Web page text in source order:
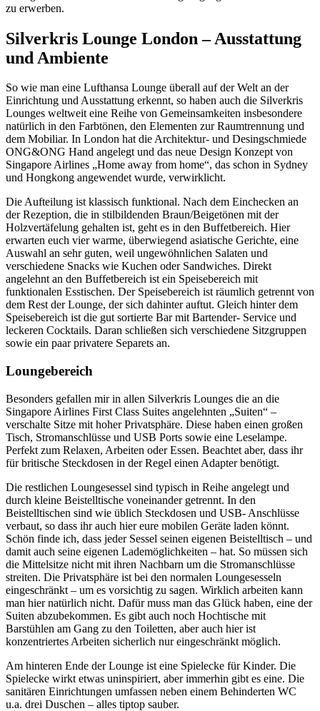
zu erwerben.
Silverkris Lounge London – Ausstattung
und Ambiente
So wie man eine Lufthansa Lounge überall auf der Welt an der
Einrichtung und Ausstattung erkennt, so haben auch die Silverkris
Lounges weltweit eine Reihe von Gemeinsamkeiten insbesondere
natürlich in den Farbtönen, den Elementen zur Raumtrennung und
dem Mobiliar. In London hat die Architektur- und Desingschmiede
ONG&ONG Hand angelegt und das neue Design Konzept von
Singapore Airlines „Home away from home“, das schon in Sydney
und Hongkong angewendet wurde, verwirklicht.
Die Aufteilung ist klassisch funktional. Nach dem Einchecken an
der Rezeption, die in stilbildenden Braun/Beigetönen mit der
Holzvertäfelung gehalten ist, geht es in den Buffetbereich. Hier
erwarten euch vier warme, überwiegend asiatische Gerichte, eine
Auswahl an sehr guten, weil ungewöhnlichen Salaten und
verschiedene Snacks wie Kuchen oder Sandwiches. Direkt
angelehnt an den Buffetbereich ist ein Speisebereich mit
funktionalen Esstischen. Der Speisebereich ist räumlich getrennt von
dem Rest der Lounge, der sich dahinter auftut. Gleich hinter dem
Speisebereich ist die gut sortierte Bar mit Bartender- Service und
leckeren Cocktails. Daran schließen sich verschiedene Sitzgruppen
sowie ein paar privatere Separets an.
Loungebereich
Besonders gefallen mir in allen Silverkris Lounges die an die
Singapore Airlines First Class Suites angelehnten „Suiten“ –
verschalte Sitze mit hoher Privatsphäre. Diese haben einen großen
Tisch, Stromanschlüsse und USB Ports sowie eine Leselampe.
Perfekt zum Relaxen, Arbeiten oder Essen. Beachtet aber, dass ihr
für britische Steckdosen in der Regel einen Adapter benötigt.
Die restlichen Loungesessel sind typisch in Reihe angelegt und
durch kleine Beistelltische voneinander getrennt. In den
Beistelltischen sind wie üblich Steckdosen und USB- Anschlüsse
verbaut, so dass ihr auch hier eure mobilen Geräte laden könnt.
Schön finde ich, dass jeder Sessel seinen eigenen Beistelltisch – und
damit auch seine eigenen Lademöglichkeiten – hat. So müssen sich
die Mittelsitze nicht mit ihren Nachbarn um die Stromanschlüsse
streiten. Die Privatsphäre ist bei den normalen Loungesesseln
eingeschränkt – um es vorsichtig zu sagen. Wirklich arbeiten kann
man hier natürlich nicht. Dafür muss man das Glück haben, eine der
Suiten abzubekommen. Es gibt auch noch Hochtische mit
Barstühlen am Gang zu den Toiletten, aber auch hier ist
konzentriertes Arbeiten sicherlich nur eingeschränkt möglich.
Am hinteren Ende der Lounge ist eine Spielecke für Kinder. Die
Spielecke wirkt etwas uninspiriert, aber immerhin gibt es eine. Die
sanitären Einrichtungen umfassen neben einem Behinderten WC
u.a. drei Duschen – alles tiptop sauber.